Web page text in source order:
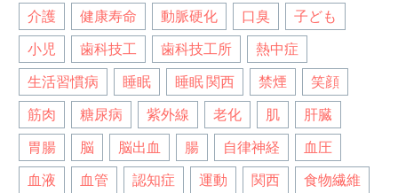
介護
健康寿命 動脈硬化 口臭
子ども
小児
歯科技工 歯科技工所
熱中症
生活習慣病
睡眠 睡眠 関西 禁煙
笑顔
筋肉
糖尿病 紫外線 老化 肌
肝臓
胃腸
脳 脳出血 腸 自律神経
血圧
血液
血管 認知症 運動 関西
食物繊維